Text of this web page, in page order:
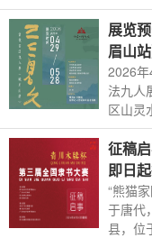
展览预告 | 三三见久——当
眉山
2026
法九人
区山灵
征稿启事| “青川木牍杯”第三
即日
“熊猫
于唐代
县，位